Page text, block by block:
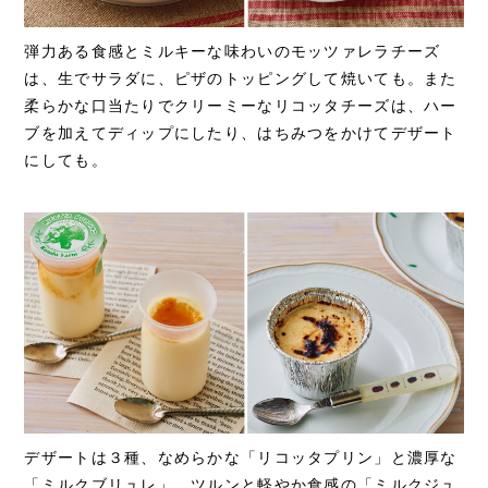
弾力ある食感とミルキーな味わいのモッツァレラチーズ
は、生でサラダに、ピザのトッピングして焼いても。また
柔らかな口当たりでクリーミーなリコッタチーズは、ハー
ブを加えてディップにしたり、はちみつをかけてデザート
にしても。
デザートは３種、なめらかな「リコッタプリン」と濃厚な